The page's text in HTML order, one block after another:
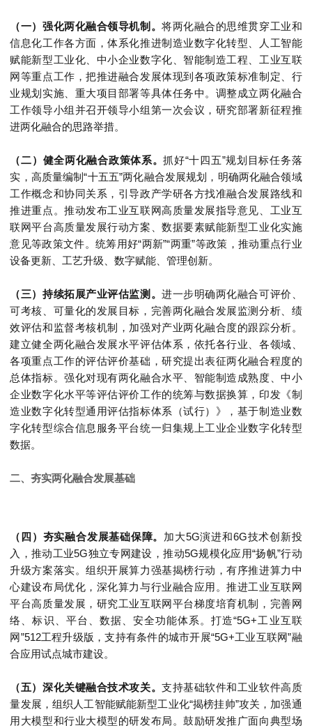
（一）强化两化融合领导机制。将两化融合的思维贯穿工业和
信息化工作各方面，体系化推进制造业数字化转型、人工智能
赋能新型工业化、中小企业数字化、智能制造工程、工业互联
网等重点工作，把推进融合发展体现到各项政策标准制定、行
业规划实施、重大项目部署等具体任务中。调整成立两化融合
工作领导小组并召开领导小组第一次会议，研究部署新征程推
进两化融合的思路举措。
（二）健全两化融合政策体系。抓好“十四五”规划目标任务落
实，高质量编制“十五五”两化融合发展规划，明确两化融合领域
工作概念和协同关系，引导政产学研各方找准融合发展路线和
推进重点。推动发布工业互联网高质量发展指导意见、工业互
联网平台高质量发展行动方案、数据要素赋能新型工业化实施
意见等政策文件。统筹用好“两新”“两重”等政策，推动重点行业
设备更新、工艺升级、数字赋能、管理创新。
（三）持续拓展产业评估监测。进一步明确两化融合可评价、
可考核、可量化的发展目标，完善两化融合发展监测分析、绩
效评估和监督考核机制，加强对产业两化融合度的跟踪分析。
建立健全两化融合发展水平评估体系，依托各行业、各领域、
各项重点工作的评估评价基础，研究提出表征两化融合程度的
总体指标。强化对现有两化融合水平、智能制造成熟度、中小
企业数字化水平等评估评价工作的统筹与数据换算，印发《制
造业数字化转型通用评估指标体系（试行）》，基于制造业数
字化转型综合信息服务平台统一归集规上工业企业数字化转型
数据。
二、夯实两化融合发展基础
（四）夯实融合发展基础保障。 加大5G演进和6G技术创新投
入，推动工业5G独立专网建设，推动5G规模化应用“扬帆”行动
升级方案落实。组织开展算力强基揭榜行动，有序推进算力中
心建设布局优化，深化算力与行业融合应用。推进工业互联网
平台高质量发展，研究工业互联网平台梯度培育机制，完善网
络、标识、平台、数据、安全功能体系。打造“5G+工业互联
网”512工程升级版，支持有条件的城市开展“5G+工业互联网”融
合应用试点城市建设。
（五）深化关键融合技术攻关。支持基础软件和工业软件高质
量发展，组织人工智能赋能新型工业化“揭榜挂帅”攻关，加强通
用大模型和行业大模型的研发布局。鼓励研发推广面向典型场